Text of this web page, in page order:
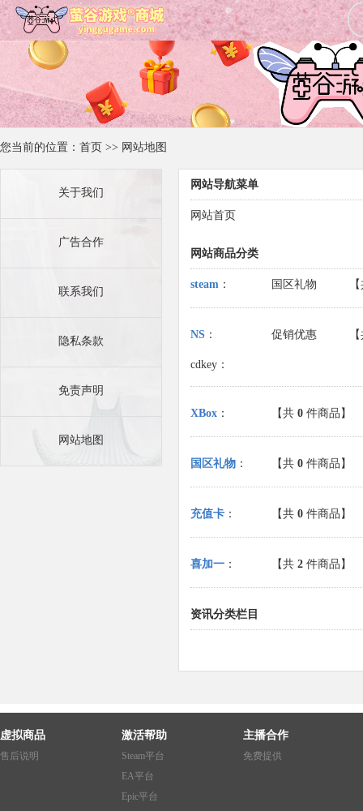
您当前的位置： 首页 >> 网站地图
关于我们
广告合作
联系我们
隐私条款
免责声明
网站地图
网站导航菜单
网站首页
网站商品分类
steam ： 国区礼物
NS ： 促销优惠
cdkey：
XBox ： 【共 0 件商品】
国区礼物 ： 【共 0 件商品】
充值卡 ： 【共 0 件商品】
喜加一 ： 【共 2 件商品】
资讯分类栏目
虚拟商品
售后说明
激活帮助
Steam平台
EA平台
Epic平台
主播合作
免费提供